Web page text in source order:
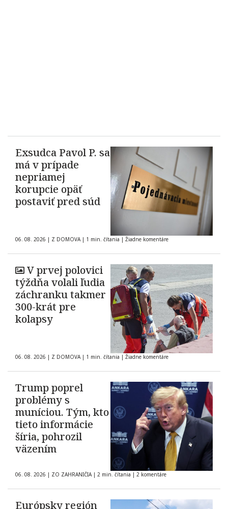
Exsudca Pavol P. sa
má v prípade
nepriamej
korupcie opäť
postaviť pred súd
06. 08. 2026 | Z DOMOVA | 1 min. čítania | Žiadne komentáre
V prvej polovici
týždňa volali ľudia
záchranku takmer
300-krát pre
kolapsy
06. 08. 2026 | Z DOMOVA | 1 min. čítania | Žiadne komentáre
Trump poprel
problémy s
muníciou. Tým, kto
tieto informácie
šíria, pohrozil
väzením
06. 08. 2026 | ZO ZAHRANIČIA | 2 min. čítania | 2 komentáre
Európsky región